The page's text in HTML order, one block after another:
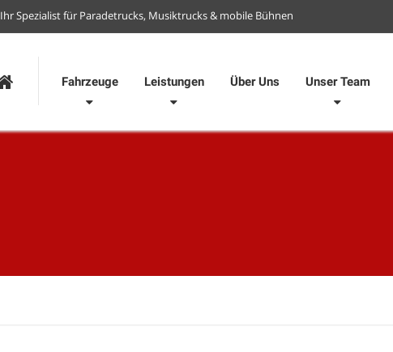
Ihr Spezialist für Paradetrucks, Musiktrucks & mobile Bühnen
Fahrzeuge Leistungen Über Uns Unser Team